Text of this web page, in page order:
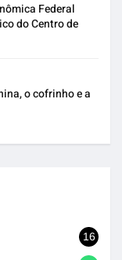
Federal
do Centro de
o cofrinho e a
16